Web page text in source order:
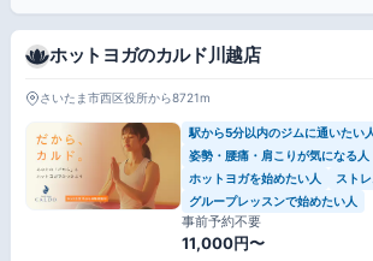
ホットヨガのカルド川越店
さいたま市西区役所から8721m
駅から5分以内のジムに通いたい人
姿勢・腰痛・肩こりが気になる人
ホットヨガを始めたい人
スト
グループレッスンで始めたい人
事前予約不要
11,000円〜